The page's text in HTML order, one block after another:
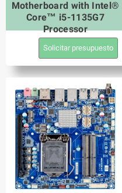
Motherboard with Intel®
Core™ i5-1135G7
Processor
Solicitar presupuesto